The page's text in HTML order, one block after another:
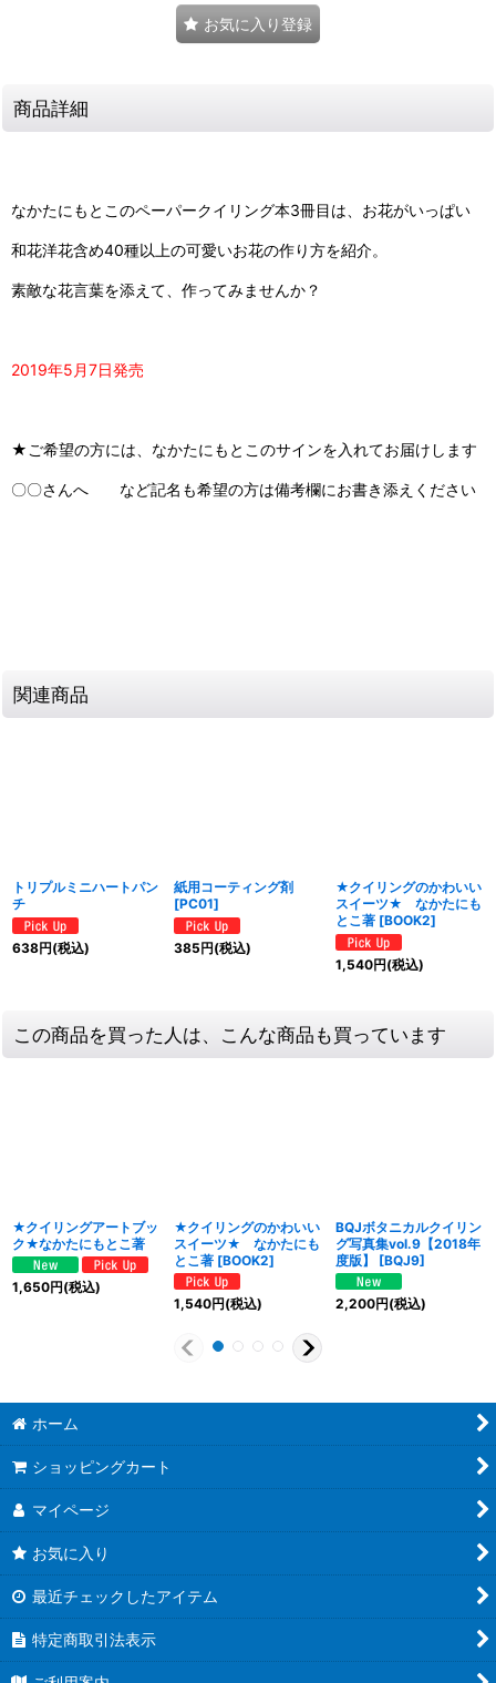
お気に入り登録
商品詳細
なかたにもとこのペーパークイリング本3冊目は、お花がいっぱい
和花洋花含め40種以上の可愛いお花の作り方を紹介。
素敵な花言葉を添えて、作ってみませんか？
2019年5月7日発売
★ご希望の方には、なかたにもとこのサインを入れてお届けします
〇〇さんへ など記名も希望の方は備考欄にお書き添えください
関連商品
トリプルミニハートパン
チ
638円(税込)
紙用コーティング剤
[PC01]
385円(税込)
★クイリングのかわいい
スイーツ★ なかたにも
とこ著 [BOOK2]
1,540円(税込)
この商品を買った人は、こんな商品も買っています
★クイリングアートブッ
ク★なかたにもとこ著
1,650円(税込)
★クイリングのかわいい
スイーツ★ なかたにも
とこ著 [BOOK2]
1,540円(税込)
BQJボタニカルクイリン
グ写真集vol.9【2018年
度版】
[BQJ9]
2,200円(税込)
ホーム
ショッピングカート
マイページ
お気に入り
最近チェックしたアイテム
特定商取引法表示